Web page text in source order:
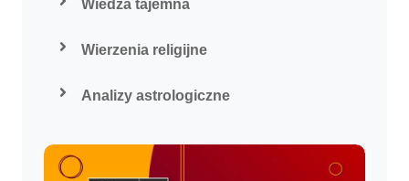
Wiedza tajemna
Wierzenia religijne
Analizy astrologiczne